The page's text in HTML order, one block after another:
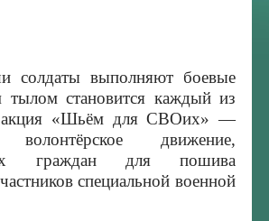
солдаты выполняют боевые
становится каждый из
акция «Шьём для СВОих» —
движение,
граждан для пошива
специальной военной